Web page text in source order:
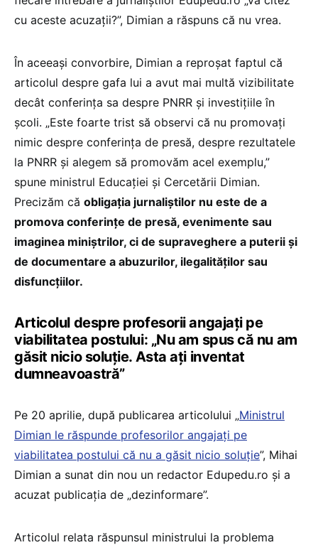
cu aceste acuzații?”, Dimian a răspuns că nu vrea.
În aceeași convorbire, Dimian a reproșat faptul că
articolul despre gafa lui a avut mai multă vizibilitate
decât conferința sa despre PNRR și investițiile în
școli. „Este foarte trist să observi că nu promovați
nimic despre conferința de presă, despre rezultatele
la PNRR și alegem să promovăm acel exemplu,”
spune ministrul Educației și Cercetării Dimian.
Precizăm că obligația jurnaliștilor nu este de a
promova conferințe de presă, evenimente sau
imaginea miniștrilor, ci de supraveghere a puterii și
de documentare a abuzurilor, ilegalităților sau
disfuncțiilor.
Articolul despre profesorii angajați pe
viabilitatea postului: „Nu am spus că nu am
găsit nicio soluție. Asta ați inventat
dumneavoastră”
Pe 20 aprilie, după publicarea articolului „Ministrul
Dimian le răspunde profesorilor angajați pe
viabilitatea postului că nu a găsit nicio soluție”, Mihai
Dimian a sunat din nou un redactor Edupedu.ro și a
acuzat publicația de „dezinformare”.
Articolul relata răspunsul ministrului la problema